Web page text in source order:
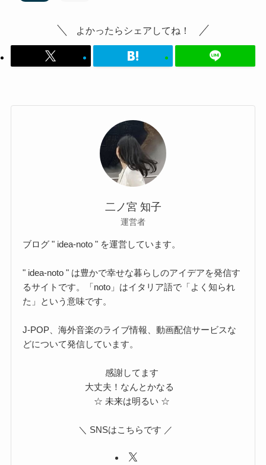
よかったらシェアしてね！
二ノ宮 知子
運営者
ブログ " idea-noto " を運営しています。
" idea-noto " は豊かで幸せな暮らしのアイデアを発信す
るサイトです。「noto」はイタリア語で「よく知られ
た」という意味です。
J-POP、海外音楽のライブ情報、動画配信サービスな
どについて発信しています。
感謝してます
大丈夫！なんとかなる
☆ 未来は明るい ☆
＼ SNSはこちらです ／